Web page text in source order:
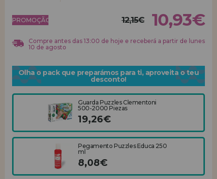
REGISTRO DE REVENDEDOR
PROMOÇÃO! 12,15€ 10,93€
Compre antes das 13:00 de hoje e receberá a partir de lunes
10 de agosto
Olha o pack que preparámos para ti, aproveita o teu
desconto!
Guarda Puzzles Clementoni
500-2000 Piezas
19,26€
Pegamento Puzzles Educa 250
ml
8,08€